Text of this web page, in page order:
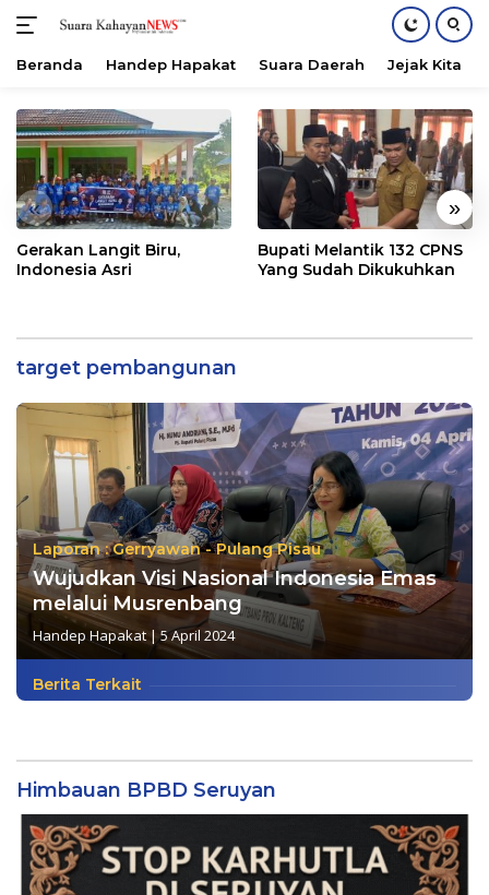
konten
Beranda Handep Hapakat Suara Daerah Jejak Kita
« »
Gerakan Langit Biru,
Indonesia Asri
Bupati Melantik 132 CPNS
Yang Sudah Dikukuhkan
target pembangunan
Laporan : Gerryawan - Pulang Pisau
Wujudkan Visi Nasional Indonesia Emas
melalui Musrenbang
Handep Hapakat|5 April 2024
Berita Terkait
Himbauan BPBD Seruyan